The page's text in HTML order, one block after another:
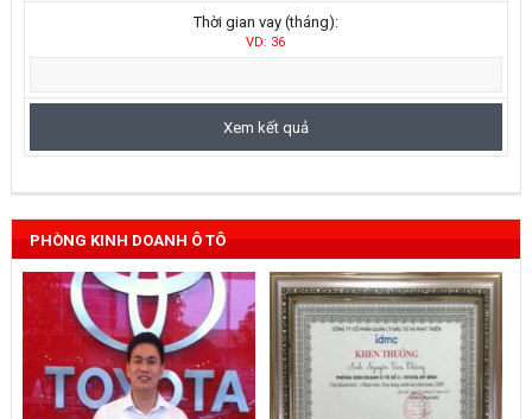
Thời gian vay (tháng):
VD: 36
PHÒNG KINH DOANH Ô TÔ